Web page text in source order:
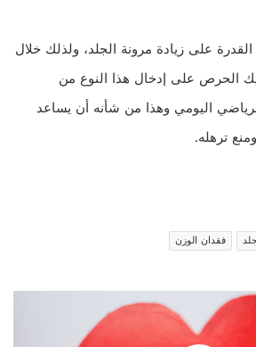
القدرة على زيادة مرونة الجلد، ولذلك خلال
الحرص على إدخال هذا النوع من
اليومي وهذا من شأنه أن يساعد
ترهله.
فقدان الوزن